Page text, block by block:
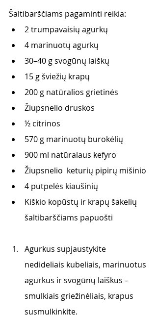
Šaltibarščiams pagaminti reikia:
2 trumpavaisių agurkų
4 marinuotų agurkų
30–40 g svogūnų laiškų
15 g šviežių krapų
200 g natūralios grietinės
Žiupsnelio druskos
½ citrinos
570 g marinuotų burokėlių
900 ml natūralaus kefyro
Žiupsnelio  keturių pipirų mišinio
4 putpelės kiaušinių
Kiškio kopūstų ir krapų šakelių
šaltibarščiams papuošti
Agurkus supjaustykite
nedideliais kubeliais, marinuotus
agurkus ir svogūnų laiškus –
smulkiais griežinėliais, krapus
susmulkinkite.